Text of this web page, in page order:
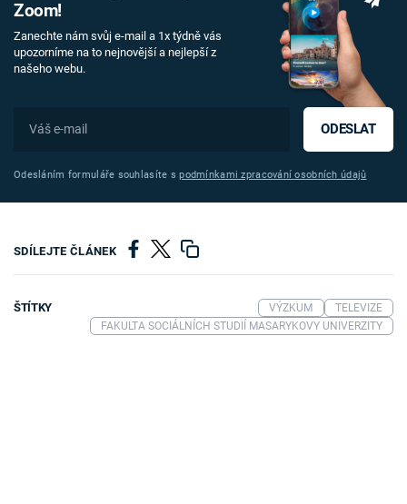
Zoom!
Zanechte nám svůj e-mail a 1x týdně vás
upozorníme na to nejnovější a nejlepší z
našeho webu.
ODESLAT
Odesláním formuláře souhlasíte spodmínkami zpracování osobních údajů
SDÍLEJTE ČLÁNEK
ŠTÍTKY VÝZKUM
TELEVIZE
FAKULTA SOCIÁLNÍCH STUDIÍ MASARYKOVY UNIVERZITY